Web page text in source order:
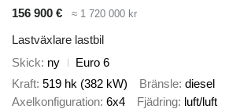
156 900 €
≈ 1 720 000 kr
Lastväxlare lastbil
Skick ny
Euro 6
Kraft 519 hk (382 kW) Bränsle diesel
Axelkonfiguration 6x4 Fjädring luft/luft